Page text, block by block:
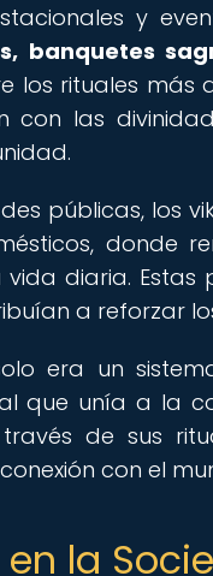
y
banquetes
los rituales más
con las
públicas, los
donde
diaria.
a reforzar
era un
que unía a la
de sus
con el
la